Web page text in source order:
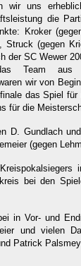
wir uns
die
Kroker
Struck (gegen
der SC Wewer
Team aus
wir von
das Spiel für
für die
D. Gundlach
(gegen
bei den
in Vor- und
und vielen
Patrick